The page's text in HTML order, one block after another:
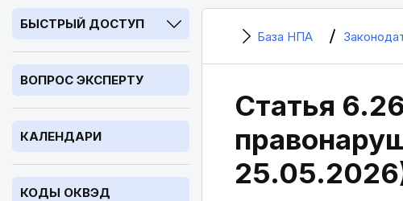
БЫСТРЫЙ ДОСТУП
ВОПРОС ЭКСПЕРТУ
КАЛЕНДАРИ
КОДЫ ОКВЭД
База НПА
Статья